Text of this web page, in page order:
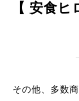
【 安食
その他、多数